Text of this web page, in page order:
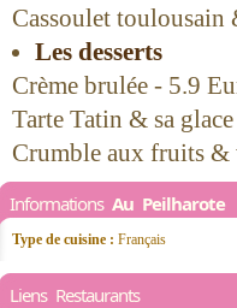
Cassoulet toulousain
Les desserts
Crème brulée - 5.9
Tarte Tatin & sa
Crumble aux fruits &
Informations Au Peilharote
Type de cuisine : Français
Liens Restaurants